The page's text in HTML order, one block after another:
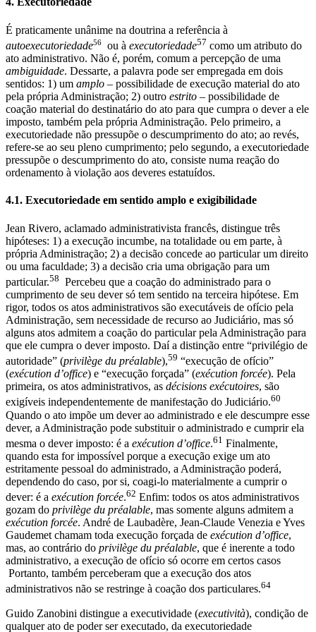
É praticamente unânime na doutrina a referência à
autoexecutoriedade56 ou à executoriedade57 como um atributo do
ato administrativo. Não é, porém, comum a percepção de uma
ambiguidade. Dessarte, a palavra pode ser empregada em dois
sentidos: 1) um amplo – possibilidade de execução material do ato
pela própria Administração; 2) outro estrito – possibilidade de
coação material do destinatário do ato para que cumpra o dever a ele
imposto, também pela própria Administração. Pelo primeiro, a
executoriedade não pressupõe o descumprimento do ato; ao revés,
refere-se ao seu pleno cumprimento; pelo segundo, a executoriedade
pressupõe o descumprimento do ato, consiste numa reação do
ordenamento à violação aos deveres estatuídos.
4.1. Executoriedade em sentido amplo e exigibilidade
Jean Rivero, aclamado administrativista francês, distingue três
hipóteses: 1) a execução incumbe, na totalidade ou em parte, à
própria Administração; 2) a decisão concede ao particular um direito
ou uma faculdade; 3) a decisão cria uma obrigação para um
particular.58 Percebeu que a coação do administrado para o
cumprimento de seu dever só tem sentido na terceira hipótese. Em
rigor, todos os atos administrativos são executáveis de ofício pela
Administração, sem necessidade de recurso ao Judiciário, mas só
alguns atos admitem a coação do particular pela Administração para
que ele cumpra o dever imposto. Daí a distinção entre “privilégio de
autoridade” (privilège du préalable),59 “execução de ofício”
(exécution d’office) e “execução forçada” (exécution forcée). Pela
primeira, os atos administrativos, as décisions exécutoires, são
exigíveis independentemente de manifestação do Judiciário.60
Quando o ato impõe um dever ao administrado e ele descumpre esse
dever, a Administração pode substituir o administrado e cumprir ela
mesma o dever imposto: é a exécution d’office.61 Finalmente,
quando esta for impossível porque a execução exige um ato
estritamente pessoal do administrado, a Administração poderá,
dependendo do caso, por si, coagi-lo materialmente a cumprir o
dever: é a exécution forcée.62 Enfim: todos os atos administrativos
gozam do privilège du préalable, mas somente alguns admitem a
exécution forcée. André de Laubadère, Jean-Claude Venezia e Yves
Gaudemet chamam toda execução forçada de exécution d’office,
mas, ao contrário do privilège du préalable, que é inerente a todo
administrativo, a execução de ofício só ocorre em certos casos
Portanto, também perceberam que a execução dos atos
administrativos não se restringe à coação dos particulares.64
Guido Zanobini distingue a executividade (executività), condição de
qualquer ato de poder ser executado, da executoriedade